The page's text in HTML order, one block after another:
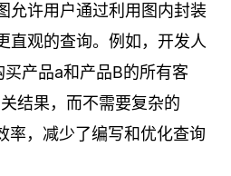
允许用户通过利用图内封装
直观的查询。例如，开发人
买产品a和产品B的所有客
结果，而不需要复杂的
率，减少了编写和优化查询